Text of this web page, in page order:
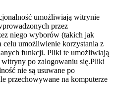
umożliwiają witrynie
przez
niego wyborów (takich jak
umożliwienie korzystania z
funkcji. Pliki te umożliwiają
po zalogowaniu się.Pliki
nie są usuwane po
przechowywane na komputerze